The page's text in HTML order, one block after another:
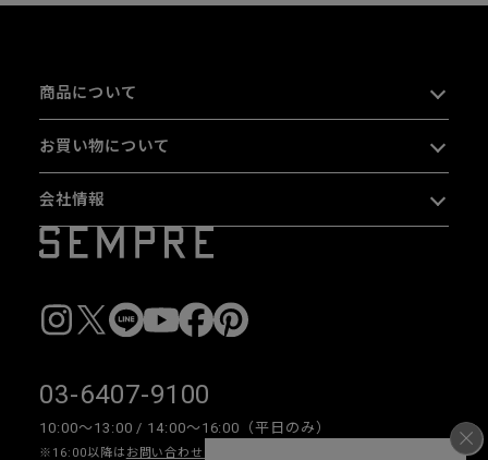
商品について
お買い物について
会社情報
03-6407-9100
10:00〜13:00 / 14:00〜16:00（平日のみ）
※16:00以降は お問い合わせフォーム